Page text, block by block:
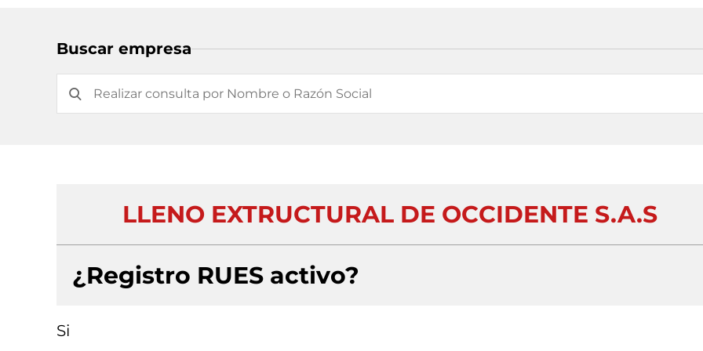
Buscar empresa
LLENO EXTRUCTURAL DE OCCIDENTE S.A.S
¿Registro RUES activo?
Si